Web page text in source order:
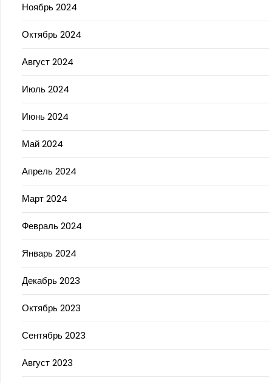
Ноябрь 2024
Октябрь 2024
Август 2024
Июль 2024
Июнь 2024
Май 2024
Апрель 2024
Март 2024
Февраль 2024
Январь 2024
Декабрь 2023
Октябрь 2023
Сентябрь 2023
Август 2023